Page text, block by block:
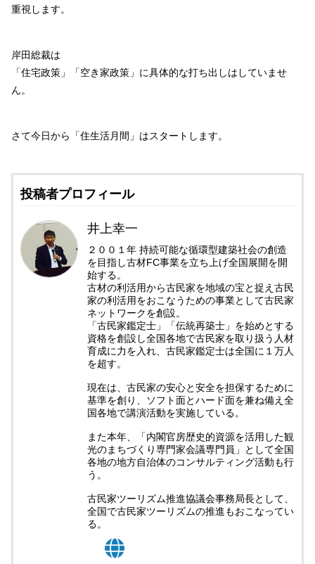
重視します。
岸田総裁は
「住宅政策」「空き家政策」に具体的な打ち出しはしていませ
ん。
さて今日から「住生活月間」はスタートします。
投稿者プロフィール
井上幸一
２００１年 持続可能な循環型建築社会の創造
を目指し古材FC事業を立ち上げ全国展開を開
始する。
古材の利活用から古民家を地域の宝と捉え古民
家の利活用をおこなうための事業として古民家
ネットワークを創設。
「古民家鑑定士」「伝統再築士」を始めとする
資格を創設し全国各地で古民家を取り扱う人材
育成に力を入れ、古民家鑑定士は全国に１万人
を超す。
現在は、古民家の安心と安全を担保するために
基準を創り、ソフト面とハード面を兼ね備え全
国各地で講演活動を実施している。
また本年、「内閣官房歴史的資源を活用した観
光のまちづくり専門家会議専門員」として全国
各地の地方自治体のコンサルティング活動も行
う。
古民家ツーリズム推進協議会事務局長として、
全国で古民家ツーリズムの推進もおこなってい
る。